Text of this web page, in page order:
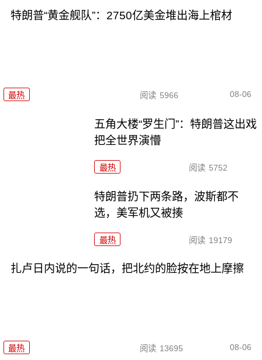
特朗普“黄金舰队”：2750亿美金堆出海上棺材
最热 阅读 5966 08-06
五角大楼“罗生门”：特朗普这出戏
把全世界演懵
最热 阅读 5752
特朗普扔下两条路，波斯都不
选，美军机又被揍
最热 阅读 19179
扎卢日内说的一句话，把北约的脸按在地上摩擦
最热 阅读 13695 08-06